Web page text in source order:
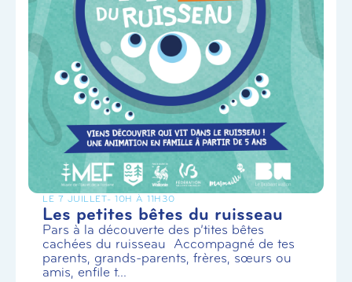
LE 7 JUILLET- 10H À 11H30
Les petites bêtes du ruisseau
Pars à la découverte des p’tites bêtes
cachées du ruisseau Accompagné de tes
parents, grands-parents, frères, sœurs ou
amis, enfile t...